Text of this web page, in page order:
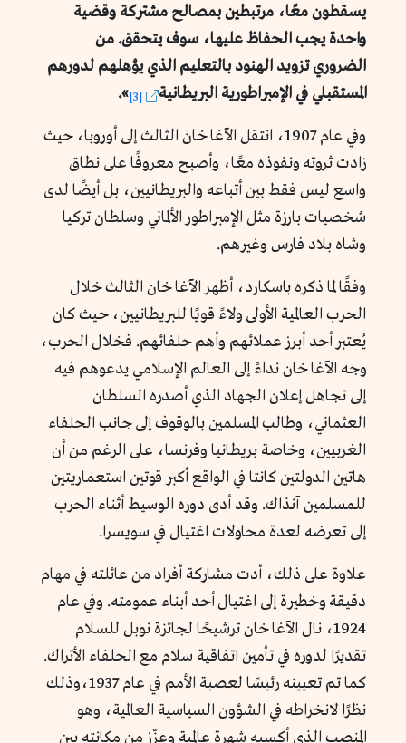
يسقطون معًا، مرتبطين بمصالح مشتركة وقضية
واحدة يجب الحفاظ عليها، سوف يتحقق. من
الضروري تزويد الهنود بالتعليم الذي يؤهلهم لدورهم
المستقبلي في الإمبراطورية البريطانية
[3]
».
وفي عام 1907، انتقل الآغا خان الثالث إلى أوروبا، حيث
زادت ثروته ونفوذه معًا، وأصبح معروفًا على نطاق
واسع ليس فقط بين أتباعه والبريطانيين، بل أيضًا لدى
شخصيات بارزة مثل الإمبراطور الألماني وسلطان تركيا
وشاه بلاد فارس وغيرهم.
وفقًا لما ذكره باسكارد، أظهر الآغا خان الثالث خلال
الحرب العالمية الأولى ولاءً قويًا للبريطانيين، حيث كان
يُعتبر أحد أبرز عملائهم وأهم حلفائهم. فخلال الحرب،
وجه الآغا خان نداءً إلى العالم الإسلامي يدعوهم فيه
إلى تجاهل إعلان الجهاد الذي أصدره السلطان
العثماني، وطالب المسلمين بالوقوف إلى جانب الحلفاء
الغربيين، وخاصة بريطانيا وفرنسا، على الرغم من أن
هاتين الدولتين كانتا في الواقع أكبر قوتين استعماريتين
للمسلمين آنذاك. وقد أدى دوره الوسيط أثناء الحرب
إلى تعرضه لعدة محاولات اغتيال في سويسرا.
علاوة على ذلك، أدت مشاركة أفراد من عائلته في مهام
دقيقة وخطيرة إلى اغتيال أحد أبناء عمومته. وفي عام
1924، نال الآغا خان ترشيحًا لجائزة نوبل للسلام
تقديرًا لدوره في تأمين اتفاقية سلام مع الحلفاء الأتراك.
كما تم تعيينه رئيسًا لعصبة الأمم في عام 1937،وذلك
نظرًا لانخراطه في الشؤون السياسية العالمية، وهو
المنصب الذي أكسبه شهرة عالمية وعزّز من مكانته بين